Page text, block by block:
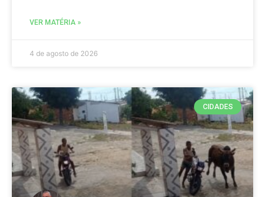
VER MATÉRIA »
4 de agosto de 2026
CIDADES